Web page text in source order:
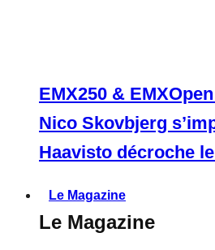
EMX250 &
Nico Skovbjerg
Haavisto décroche
Le Magazine
Le Magazine